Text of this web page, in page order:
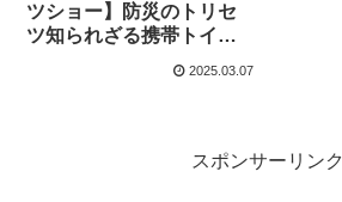
ツショー】防災のトリセ
ツ知られざる携帯トイレ
2025.03.07
スポンサーリンク